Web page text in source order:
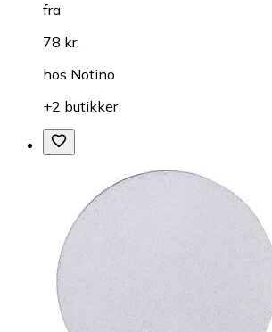
fra
78 kr.
hos Notino
+2 butikker